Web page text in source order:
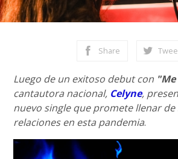
Share
Luego de un exitoso debut con
cantautora nacional, Celyne,
nuevo single que promete llenar de
relaciones en esta pandemia.